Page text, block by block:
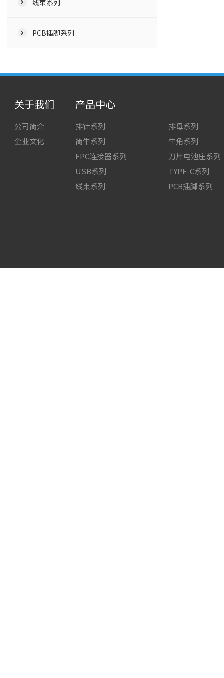
线束系列
PCB插脚系列
关于我们
公司简介
企业文化
产品中心
排针系列
排母系列
简牛系列
牛角系列
FPC连接器系列
刀片电池座系列
USB系列
TYPE-C系列
线束系列
PCB插脚系列